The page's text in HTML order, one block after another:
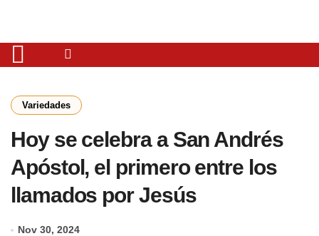
Variedades
Hoy se celebra a San Andrés
Apóstol, el primero entre los
llamados por Jesús
Nov 30, 2024